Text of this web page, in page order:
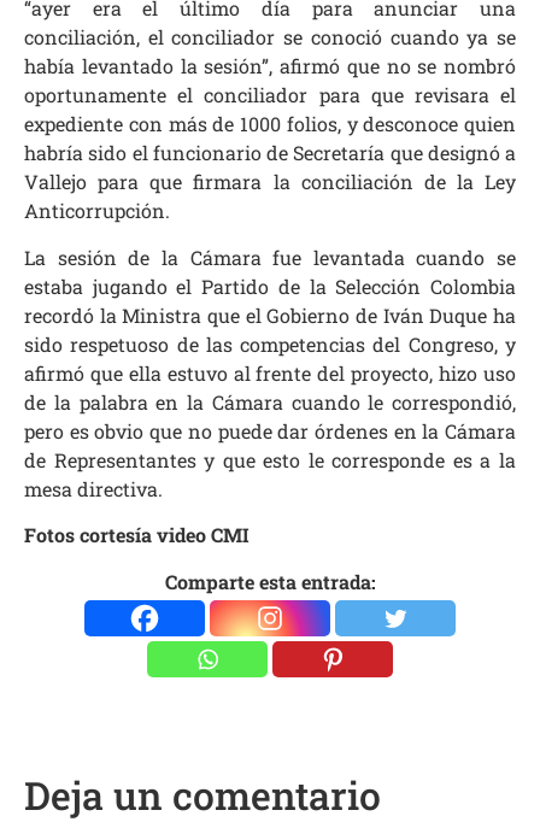
“ayer era el último día para anunciar una
conciliación, el conciliador se conoció cuando ya se
había levantado la sesión”, afirmó que no se nombró
oportunamente el conciliador para que revisara el
expediente con más de 1000 folios, y desconoce quien
habría sido el funcionario de Secretaría que designó a
Vallejo para que firmara la conciliación de la Ley
Anticorrupción.
La sesión de la Cámara fue levantada cuando se
estaba jugando el Partido de la Selección Colombia
recordó la Ministra que el Gobierno de Iván Duque ha
sido respetuoso de las competencias del Congreso, y
afirmó que ella estuvo al frente del proyecto, hizo uso
de la palabra en la Cámara cuando le correspondió,
pero es obvio que no puede dar órdenes en la Cámara
de Representantes y que esto le corresponde es a la
mesa directiva.
Fotos cortesía video CMI
Comparte esta entrada:
Deja un comentario